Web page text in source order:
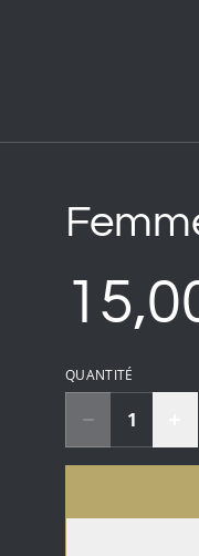
QUANTITÉ